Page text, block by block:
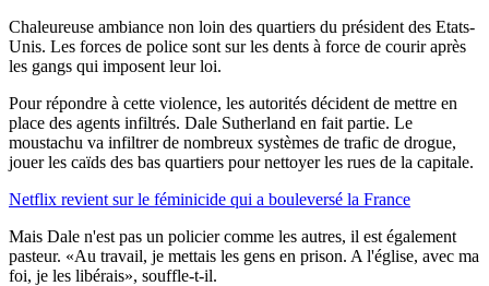
Chaleureuse ambiance non loin des quartiers du président des Etats-
Unis. Les forces de police sont sur les dents à force de courir après
les gangs qui imposent leur loi.
Pour répondre à cette violence, les autorités décident de mettre en
place des agents infiltrés. Dale Sutherland en fait partie. Le
moustachu va infiltrer de nombreux systèmes de trafic de drogue,
jouer les caïds des bas quartiers pour nettoyer les rues de la capitale.
Netflix revient sur le féminicide qui a bouleversé la France
Mais Dale n'est pas un policier comme les autres, il est également
pasteur. «Au travail, je mettais les gens en prison. A l'église, avec ma
foi, je les libérais», souffle-t-il.